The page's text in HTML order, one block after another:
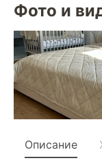
Фото и
Описание